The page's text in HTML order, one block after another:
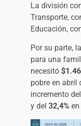
La división
Transporte,
Educación,
Por su parte,
para una
necesitó
pobre en abril
incremento
y del32,4%